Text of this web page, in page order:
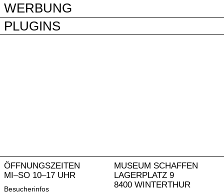
WERBUNG
PLUGINS
ÖFFNUNGSZEITEN
MI–SO 10–17 UHR
Besucherinfos
MUSEUM SCHAFFEN
LAGERPLATZ 9
8400 WINTERTHUR